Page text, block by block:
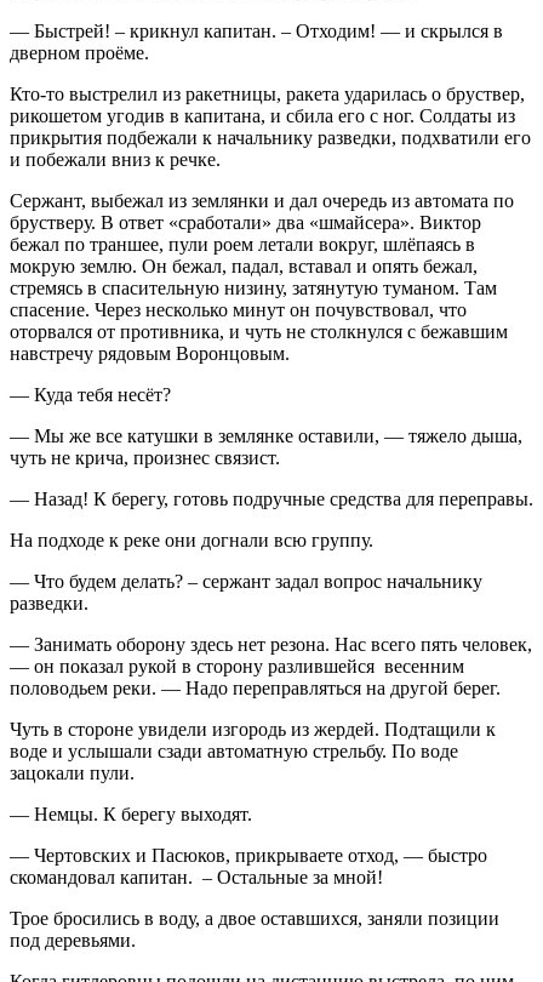
— Быстрей! – крикнул капитан. – Отходим! — и скрылся в
дверном проёме.
Кто-то выстрелил из ракетницы, ракета ударилась о бруствер,
рикошетом угодив в капитана, и сбила его с ног. Солдаты из
прикрытия подбежали к начальнику разведки, подхватили его
и побежали вниз к речке.
Сержант, выбежал из землянки и дал очередь из автомата по
брустверу. В ответ «сработали» два «шмайсера». Виктор
бежал по траншее, пули роем летали вокруг, шлёпаясь в
мокрую землю. Он бежал, падал, вставал и опять бежал,
стремясь в спасительную низину, затянутую туманом. Там
спасение. Через несколько минут он почувствовал, что
оторвался от противника, и чуть не столкнулся с бежавшим
навстречу рядовым Воронцовым.
— Куда тебя несёт?
— Мы же все катушки в землянке оставили, — тяжело дыша,
чуть не крича, произнес связист.
— Назад! К берегу, готовь подручные средства для переправы.
На подходе к реке они догнали всю группу.
— Что будем делать? – сержант задал вопрос начальнику
разведки.
— Занимать оборону здесь нет резона. Нас всего пять человек,
— он показал рукой в сторону разлившейся весенним
половодьем реки. — Надо переправляться на другой берег.
Чуть в стороне увидели изгородь из жердей. Подтащили к
воде и услышали сзади автоматную стрельбу. По воде
зацокали пули.
— Немцы. К берегу выходят.
— Чертовских и Пасюков, прикрываете отход, — быстро
скомандовал капитан. – Остальные за мной!
Трое бросились в воду, а двое оставшихся, заняли позиции
под деревьями.